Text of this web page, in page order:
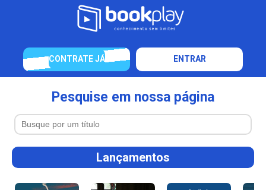
CONTRATE JÁ ENTRAR
Pesquise em nossa página
Lançamentos